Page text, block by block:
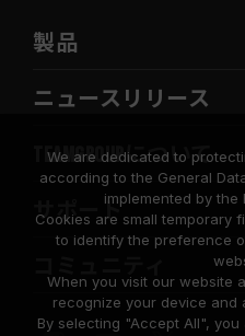
製品
ニュースリリース
TEAMGROUPについて
サポート
We are dedicated to
according to the General
implemented by the
Cookies are small temporary
to identify the preference
When you visit our website
recognize your device and
By selecting "Accept All",